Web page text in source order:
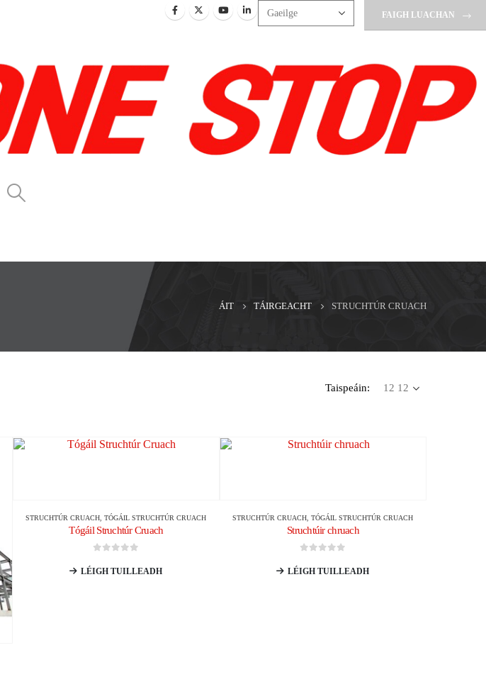
FAIGH LUACHAN
ÁIT TÁIRGEACHT STRUCHTÚR CRUACH
Taispeáin:
STRUCHTÚR CRUACH ,TÓGÁIL STRUCHTÚR CRUACH
Tógáil Struchtúr Cruach
LÉIGH TUILLEADH
STRUCHTÚR CRUACH ,TÓGÁIL STRUCHTÚR CRUACH
Struchtúir chruach
LÉIGH TUILLEADH